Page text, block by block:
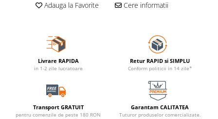
Adauga la Favorite Cere informatii
Livrare RAPIDA
in 1-2 zile lucratoare
Retur RAPID si SIMPLU
Conform politicii in 14 zile*
Transport GRATUIT
pentru comenzile de peste 180 RON
Garantam CALITATEA
Tuturor produselor comercializate.